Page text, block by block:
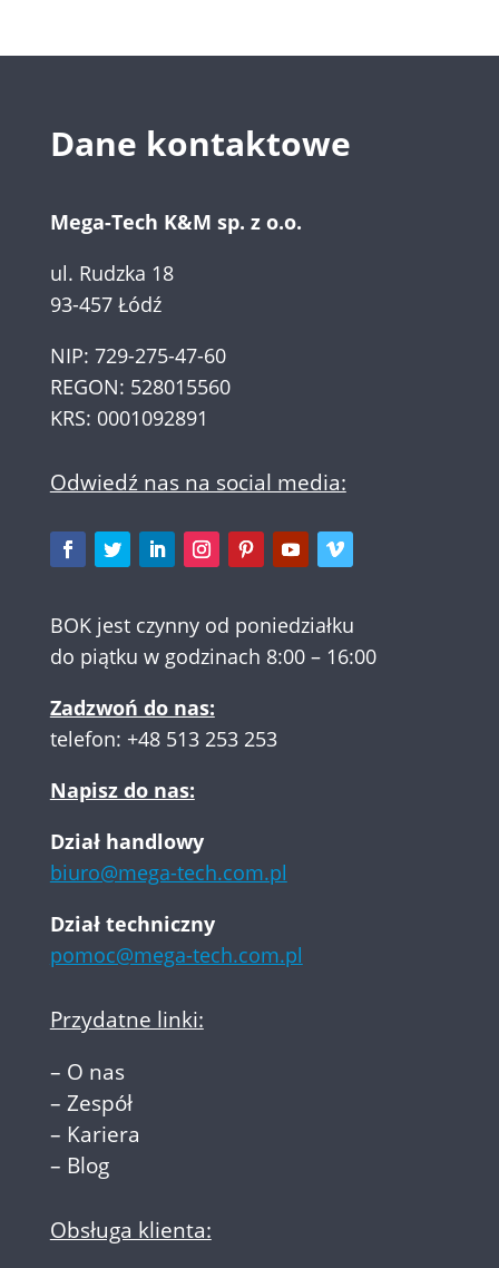
Dane kontaktowe
Mega-Tech K&M sp. z o.o.
ul. Rudzka 18
93-457 Łódź
NIP: 729-275-47-60
REGON: 528015560
KRS: 0001092891
Odwiedź nas na social media:
BOK jest czynny od poniedziałku
do piątku w godzinach 8:00 – 16:00
Zadzwoń do nas:
telefon: +48 513 253 253
Napisz do nas:
Dział handlowy
biuro@mega-tech.com.pl
Dział techniczny
pomoc@mega-tech.com.pl
Przydatne linki:
– O nas
– Zespół
– Kariera
– Blog
Obsługa klienta: